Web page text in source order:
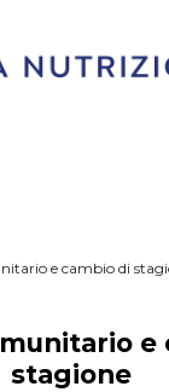
e cambio di
e
stagione